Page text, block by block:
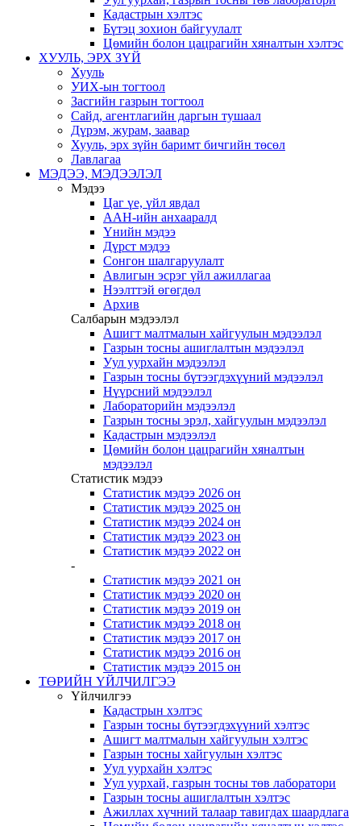
Кадастрын хэлтэс
Бүтэц зохион байгуулалт
Цөмийн болон цацрагийн хяналтын хэлтэс
ХУУЛЬ, ЭРХ ЗҮЙ
Хууль
УИХ-ын тогтоол
Засгийн газрын тогтоол
Сайд, агентлагийн даргын тушаал
Дүрэм, журам, заавар
Хууль, эрх зүйн баримт бичгийн төсөл
Лавлагаа
МЭДЭЭ, МЭДЭЭЛЭЛ
Мэдээ
Цаг үе, үйл явдал
ААН-ийн анхааралд
Үнийн мэдээ
Дүрст мэдээ
Сонгон шалгаруулалт
Авлигын эсрэг үйл ажиллагаа
Нээлттэй өгөгдөл
Архив
Салбарын мэдээлэл
Ашигт малтмалын хайгуулын мэдээлэл
Газрын тосны ашиглалтын мэдээлэл
Уул уурхайн мэдээлэл
Газрын тосны бүтээгдэхүүний мэдээлэл
Нүүрсний мэдээлэл
Лабораторийн мэдээлэл
Газрын тосны эрэл, хайгуулын мэдээлэл
Кадастрын мэдээлэл
Цөмийн болон цацрагийн хяналтын
мэдээлэл
Статистик мэдээ
Статистик мэдээ 2026 он
Статистик мэдээ 2025 он
Статистик мэдээ 2024 он
Статистик мэдээ 2023 он
Статистик мэдээ 2022 он
-
Статистик мэдээ 2021 он
Статистик мэдээ 2020 он
Статистик мэдээ 2019 он
Статистик мэдээ 2018 он
Статистик мэдээ 2017 он
Статистик мэдээ 2016 он
Статистик мэдээ 2015 он
ТӨРИЙН ҮЙЛЧИЛГЭЭ
Үйлчилгээ
Кадастрын хэлтэс
Газрын тосны бүтээгдэхүүний хэлтэс
Ашигт малтмалын хайгуулын хэлтэс
Газрын тосны хайгуулын хэлтэс
Уул уурхайн хэлтэс
Уул уурхай, газрын тосны төв лаборатори
Газрын тосны ашиглалтын хэлтэс
Ажиллах хүчний талаар тавигдах шаардлага